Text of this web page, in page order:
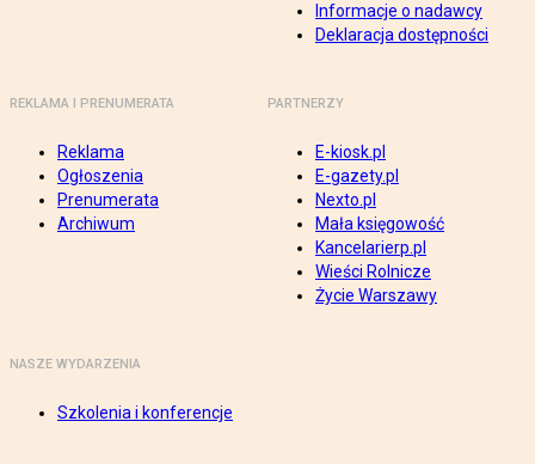
Informacje o nadawcy
Deklaracja dostępności
REKLAMA I PRENUMERATA
Reklama
Ogłoszenia
Prenumerata
Archiwum
PARTNERZY
E-kiosk.pl
E-gazety.pl
Nexto.pl
Mała księgowość
Kancelarierp.pl
Wieści Rolnicze
Życie Warszawy
NASZE WYDARZENIA
Szkolenia i konferencje